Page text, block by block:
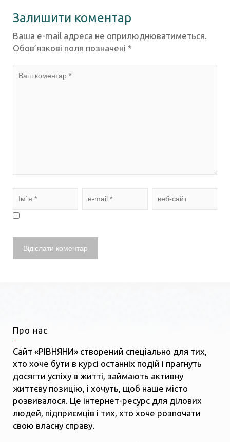
Залишити коментар
Ваша e-mail адреса не оприлюднюватиметься.
Обов’язкові поля позначені *
Про нас
Сайт «РІВНЯНИ» створений спеціально для тих,
хто хоче бути в курсі останніх подій і прагнуть
досягти успіху в житті, займають активну
життєву позицію, і хочуть, щоб наше місто
розвивалося. Це інтернет-ресурс для ділових
людей, підприємців і тих, хто хоче розпочати
свою власну справу.